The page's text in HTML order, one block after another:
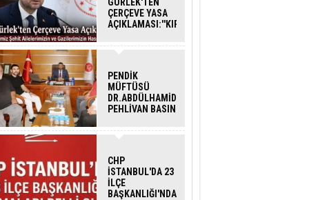
ÇERÇEVE YASA
AÇIKLAMASI:''KIRMIZI
AİLELERİ VE
HASSASİYETİDİR''
PENDİK
MÜFTÜSÜ
DR.ABDÜLHAMİD
PEHLİVAN BASIN
AĞIRLADI
CHP
İSTANBUL'DA 23
İLÇE
BAŞKANLIĞI'NDA